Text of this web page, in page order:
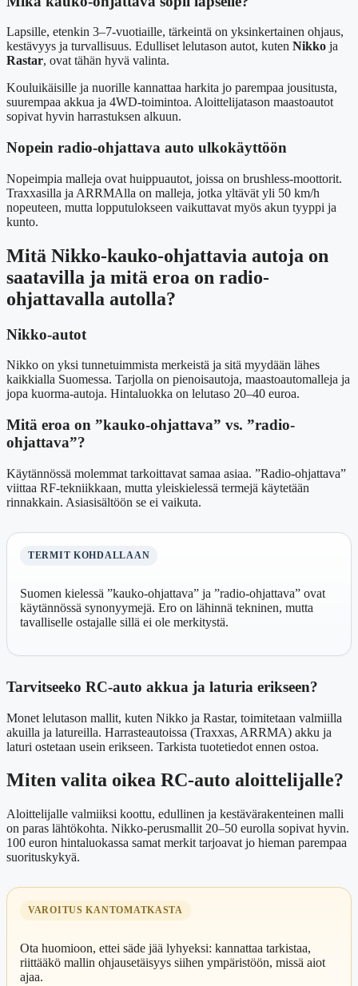
Lapsille, etenkin 3–7-vuotiaille, tärkeintä on yksinkertainen ohjaus,
kestävyys ja turvallisuus. Edulliset lelutason autot, kuten Nikko ja
Rastar, ovat tähän hyvä valinta.
Kouluikäisille ja nuorille kannattaa harkita jo parempaa jousitusta,
suurempaa akkua ja 4WD-toimintoa. Aloittelijatason maastoautot
sopivat hyvin harrastuksen alkuun.
Nopein radio-ohjattava auto ulkokäyttöön
Nopeimpia malleja ovat huippuautot, joissa on brushless-moottorit.
Traxxasilla ja ARRMAlla on malleja, jotka yltävät yli 50 km/h
nopeuteen, mutta lopputulokseen vaikuttavat myös akun tyyppi ja
kunto.
Mitä Nikko-kauko-ohjattavia autoja on
saatavilla ja mitä eroa on radio-
ohjattavalla autolla?
Nikko-autot
Nikko on yksi tunnetuimmista merkeistä ja sitä myydään lähes
kaikkialla Suomessa. Tarjolla on pienoisautoja, maastoautomalleja ja
jopa kuorma-autoja. Hintaluokka on lelutaso 20–40 euroa.
Mitä eroa on ”kauko-ohjattava” vs. ”radio-
ohjattava”?
Käytännössä molemmat tarkoittavat samaa asiaa. ”Radio-ohjattava”
viittaa RF-tekniikkaan, mutta yleiskielessä termejä käytetään
rinnakkain. Asiasisältöön se ei vaikuta.
TERMIT KOHDALLAAN
Suomen kielessä ”kauko-ohjattava” ja ”radio-ohjattava” ovat
käytännössä synonyymejä. Ero on lähinnä tekninen, mutta
tavalliselle ostajalle sillä ei ole merkitystä.
Tarvitseeko RC-auto akkua ja laturia erikseen?
Monet lelutason mallit, kuten Nikko ja Rastar, toimitetaan valmiilla
akuilla ja latureilla. Harrasteautoissa (Traxxas, ARRMA) akku ja
laturi ostetaan usein erikseen. Tarkista tuotetiedot ennen ostoa.
Miten valita oikea RC-auto aloittelijalle?
Aloittelijalle valmiiksi koottu, edullinen ja kestävärakenteinen malli
on paras lähtökohta. Nikko-perusmallit 20–50 eurolla sopivat hyvin.
100 euron hintaluokassa samat merkit tarjoavat jo hieman parempaa
suorituskykyä.
VAROITUS KANTOMATKASTA
Ota huomioon, ettei säde jää lyhyeksi: kannattaa tarkistaa,
riittääkö mallin ohjausetäisyys siihen ympäristöön, missä aiot
ajaa.